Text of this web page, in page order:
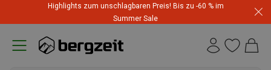
Highlights zum unschlagbaren Preis! Bis zu -60 % im
Summer Sale